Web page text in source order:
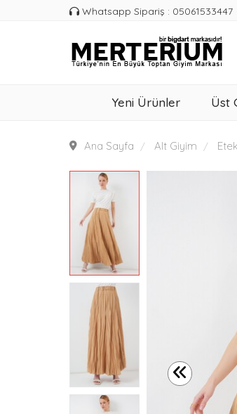
Whatsapp Sipariş : 05061533447
Yeni Ürünler Üst
Ana Sayfa Alt Giyim Etek